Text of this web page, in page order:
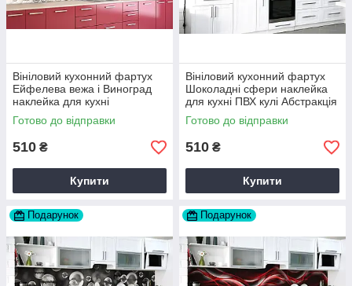
Вініловий кухонний фартух
Ейфелева вежа і Виноград
наклейка для кухні
Абстракція Сірий Happy
Pocket Z181460
Готово до відправки
510 ₴
Купити
Вініловий кухонний фартух
Шоколадні сфери наклейка
для кухні ПВХ кулі Абстракція
Бежевий Happy Pocket
Z181709
Готово до відправки
510 ₴
Купити
Подарунок Подарунок